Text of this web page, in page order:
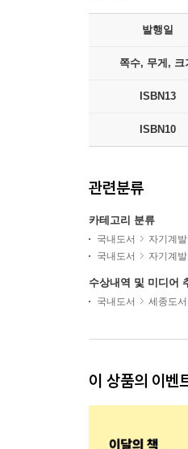
발행일
쪽수, 무게, 크
ISBN13
ISBN10
관련분류
카테고리 분류
국내도서 자기계발
국내도서
자기계발
수상내역 및 미디어
국내도서 세종도서
이 상품의 이벤